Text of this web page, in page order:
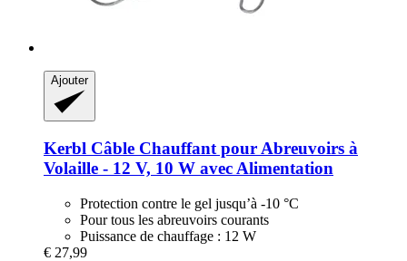
Ajouter
Kerbl Câble Chauffant pour Abreuvoirs à
Volaille -​ 12 V, 10 W avec Alimentation
Protection contre le gel jusqu’à -10 °C
Pour tous les abreuvoirs courants
Puissance de chauffage : 12 W
€ 27,99